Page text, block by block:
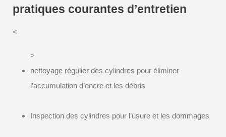
pratiques courantes d’entretien
<
>
nettoyage régulier des cylindres pour éliminer
l’accumulation d’encre et les débris
Inspection des cylindres pour l’usure et les dommages